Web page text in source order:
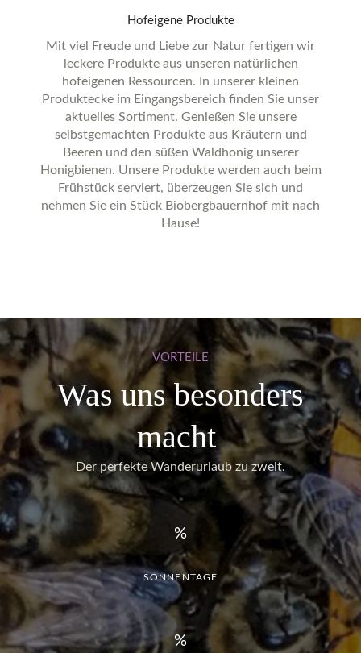
Hofeigene Produkte
Mit viel Freude und Liebe zur Natur fertigen wir
leckere Produkte aus unseren natürlichen
hofeigenen Ressourcen. In unserer kleinen
Produktecke im Eingangsbereich finden Sie unser
aktuelles Sortiment. Genießen Sie unsere
selbstgemachten Produkte aus Kräutern und
Beeren und den süßen Waldhonig unserer
Honigbienen. Unsere Produkte werden auch beim
Frühstück serviert, überzeugen Sie sich und
nehmen Sie ein Stück Biobergbauernhof mit nach
Hause!
VORTEILE
Was uns besonders
macht
Der perfekte Wanderurlaub zu zweit.
SONNENTAGE